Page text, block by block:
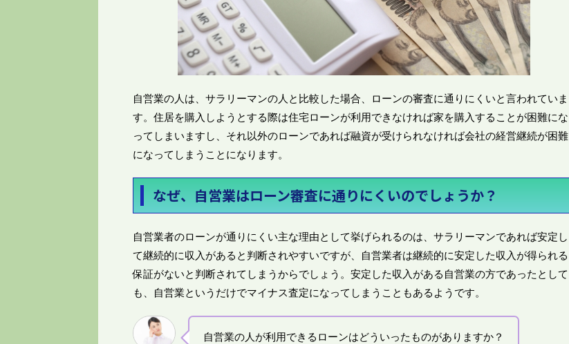
自営業の人は、サラリーマンの人と比較した場合、ローンの審査に通りにくいと言われていま
す。住居を購入しようとする際は住宅ローンが利用できなければ家を購入することが困難にな
ってしまいますし、それ以外のローンであれば融資が受けられなければ会社の経営継続が困難
になってしまうことになります。
なぜ、自営業はローン審査に通りにくいのでしょうか？
自営業者のローンが通りにくい主な理由として挙げられるのは、サラリーマンであれば安定し
て継続的に収入があると判断されやすいですが、自営業者は継続的に安定した収入が得られる
保証がないと判断されてしまうからでしょう。安定した収入がある自営業の方であったとして
も、自営業というだけでマイナス査定になってしまうこともあるようです。
自営業の人が利用できるローンはどういったものがありますか？